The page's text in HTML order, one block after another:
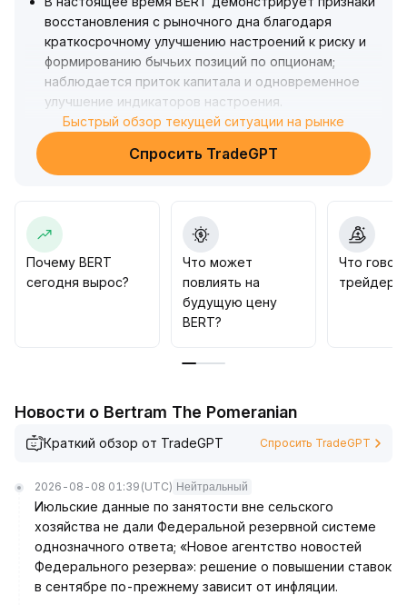
восстановления с рыночного дна благодаря
краткосрочному улучшению настроений к риску и
формированию бычьих позиций по опционам;
наблюдается приток капитала и одновременное
улучшение индикаторов настроения
Рекомендуется внимательно следить за
эффективностью поддержки BERT в диапазоне
0,18–0,21 доллара США; в случае роста объёма и
роста
В среднесрочной перспективе устойчивость
актива будет усилена благодаря развитию
экосистемы и прогрессу в области регулирования.
Инвесторам рекомендуется поэтапно
формировать позиции, ориентируясь на
политики, чтобы сочетать краткосрочную гибкость
Быстрый обзор текущей ситуации на рынке
Спросить TradeGPT
Почему BERT
сегодня вырос?
Что может
повлиять на
будущую цену
BERT?
Что
трейдеры
Новости о Bertram The Pomeranian
Краткий обзор от TradeGPT Спросить TradeGPT
2026-08-08 01:39 (UTC) Нейтральный
Июльские данные по занятости вне сельского
хозяйства не дали Федеральной резервной системе
однозначного ответа; «Новое агентство новостей
Федерального резерва»: решение о повышении ставок
в сентябре по-прежнему зависит от инфляции.